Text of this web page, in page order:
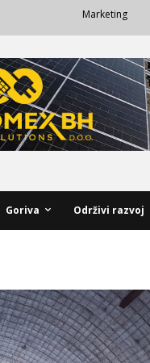
Marketing
Goriva Održivi razvoj